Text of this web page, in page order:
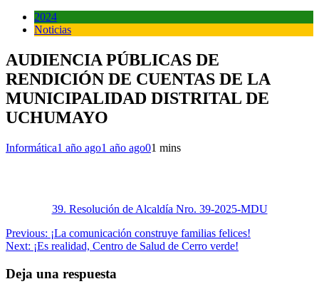
2024
Noticias
AUDIENCIA PÚBLICAS DE
RENDICIÓN DE CUENTAS DE LA
MUNICIPALIDAD DISTRITAL DE
UCHUMAYO
Informática1 año ago1 año ago01 mins
39. Resolución de Alcaldía Nro. 39-2025-MDU
Navegación
de
entradas
Previous: ¡La comunicación construye familias felices!
Next: ¡Es realidad, Centro de Salud de Cerro verde!
Deja una respuesta